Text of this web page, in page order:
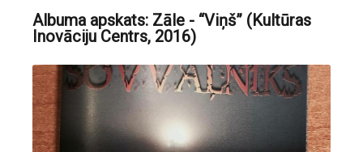
Albuma apskats: Zāle - “Viņš” (Kultūras
Inovāciju Centrs, 2016)